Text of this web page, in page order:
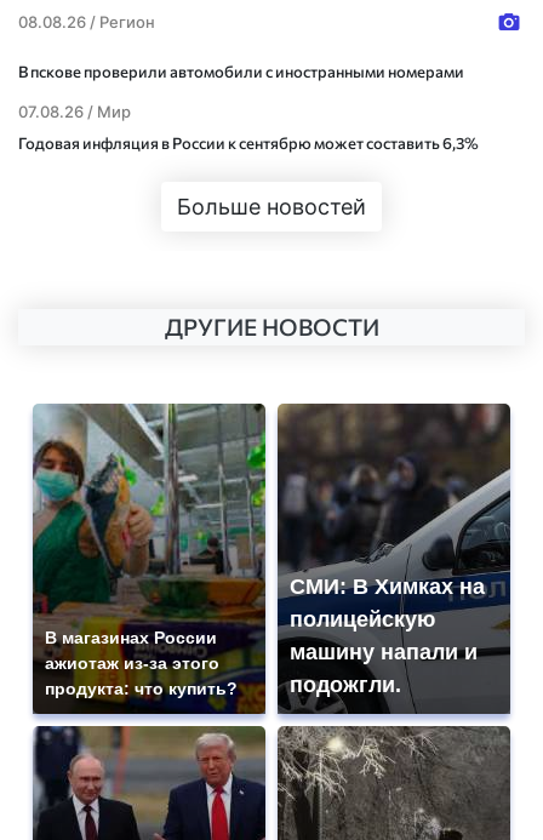
08.08.26 / Регион
В пскове проверили автомобили с иностранными номерами
07.08.26 / Мир
Годовая инфляция в России к сентябрю может составить 6,3%
Больше новостей
ДРУГИЕ НОВОСТИ
В магазинах России
ажиотаж из-за этого
продукта: что купить?
СМИ: В Химках на
полицейскую
машину напали и
подожгли.